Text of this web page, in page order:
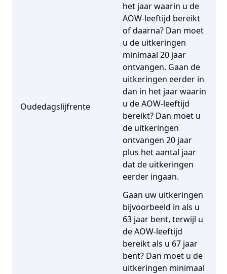
Oudedagslijfrente
het jaar waarin u de
AOW-leeftijd bereikt
of daarna? Dan moet
u de uitkeringen
minimaal 20 jaar
ontvangen. Gaan de
uitkeringen eerder in
dan in het jaar waarin
u de AOW-leeftijd
bereikt? Dan moet u
de uitkeringen
ontvangen 20 jaar
plus het aantal jaar
dat de uitkeringen
eerder ingaan.
Gaan uw uitkeringen
bijvoorbeeld in als u
63 jaar bent, terwijl u
de AOW-leeftijd
bereikt als u 67 jaar
bent? Dan moet u de
uitkeringen minimaal